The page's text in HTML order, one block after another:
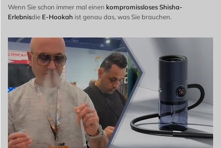
Wenn Sie schon immer mal einen kompromissloses Shisha-
Erlebnisdie E-Hookah ist genau das, was Sie brauchen.